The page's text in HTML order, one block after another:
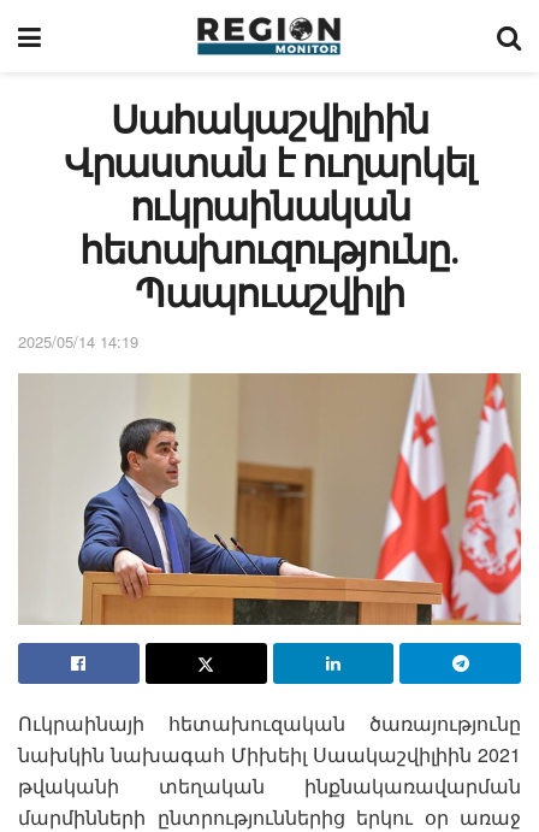
Սահակաշվիլիին
Վրաստան է ուղարկել
ուկրաինական
հետախուզությունը․
Պապուաշվիլի
2025/05/14 14:19
Ուկրաինայի հետախուզական ծառայությունը
նախկին նախագահ Միխեիլ Սաակաշվիլիին 2021
թվականի տեղական ինքնակառավարման
մարմինների ընտրություններից երկու օր առաջ